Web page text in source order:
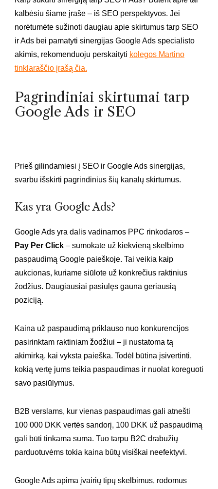
kalbėsiu šiame įraše – iš SEO perspektyvos. Jei
norėtumėte sužinoti daugiau apie skirtumus tarp SEO
ir Ads bei pamatyti sinergijas Google Ads specialisto
akimis, rekomenduoju perskaityti kolegos Martino
tinklaraščio įrašą čia.
Pagrindiniai skirtumai tarp
Google Ads ir SEO
Prieš gilindamiesi į SEO ir Google Ads sinergijas,
svarbu išskirti pagrindinius šių kanalų skirtumus.
Kas yra Google Ads?
Google Ads yra dalis vadinamos PPC rinkodaros –
Pay Per Click – sumokate už kiekvieną skelbimo
paspaudimą Google paieškoje. Tai veikia kaip
aukcionas, kuriame siūlote už konkrečius raktinius
žodžius. Daugiausiai pasiūlęs gauna geriausią
poziciją.
Kaina už paspaudimą priklauso nuo konkurencijos
pasirinktam raktiniam žodžiui – ji nustatoma tą
akimirką, kai vyksta paieška. Todėl būtina įsivertinti,
kokią vertę jums teikia paspaudimas ir nuolat koreguoti
savo pasiūlymus.
B2B verslams, kur vienas paspaudimas gali atnešti
100 000 DKK vertės sandorį, 100 DKK už paspaudimą
gali būti tinkama suma. Tuo tarpu B2C drabužių
parduotuvėms tokia kaina būtų visiškai neefektyvi.
Google Ads apima įvairių tipų skelbimus, rodomus